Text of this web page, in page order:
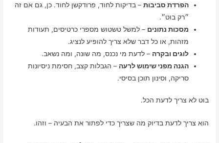
הפרדת סביבות – בדיקות לחוד, פרודקשן לחוד. כן, גם אם זה
״רק בוט״.
מסכות נתונים – למשל טשטוש מספרי כרטיסים, תעודות
מזהות, או כל דבר שלא צריך להופיע לנציג.
לוגים ובקרה – לדעת מי נכנס, מה שונה, ומה נשאב.
הגנה מפני שימוש לרעה – הגבלות קצב, חסימת ניסיונות
סריקה, וסינון תוכן בסיסי.
בוט לא צריך לדעת הכל.
הוא צריך לדעת בדיוק מה שצריך כדי לפתור את הבעיה – וזהו.